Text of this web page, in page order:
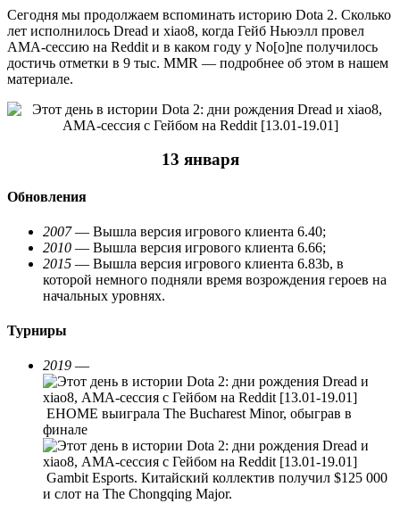
Сегодня мы продолжаем вспоминать историю Dota 2. Сколько
лет исполнилось Dread и xiao8, когда Гейб Ньюэлл провел
АМА-сессию на Reddit и в каком году у No[o]ne получилось
достичь отметки в 9 тыс. MMR — подробнее об этом в нашем
материале.
13 января
Обновления
2007— Вышла версия игрового клиента 6.40;
2010 — Вышла версия игрового клиента 6.66;
2015 — Вышла версия игрового клиента 6.83b, в
которой немного подняли время возрождения героев на
начальных уровнях.
Турниры
2019 —
EHOME выиграла The Bucharest Minor, обыграв в
финале
Gambit Esports. Китайский коллектив получил $125 000
и слот на The Chongqing Major.